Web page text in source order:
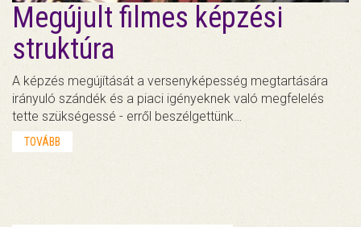
Megújult filmes képzési
struktúra
A képzés megújítását a versenyképesség megtartására
irányuló szándék és a piaci igényeknek való megfelelés
tette szükségessé - erről beszélgettünk…
TOVÁBB